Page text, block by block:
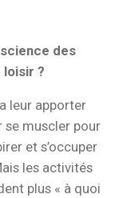
des
?
leur apporter
se muscler pour
et s’occuper
les activités
plus « à quoi